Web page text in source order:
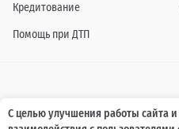
Кредитование
Помощь при ДТП
Информация о технических
гамме и стоимости автомобилей, а
С целью улучшения работы сайта и